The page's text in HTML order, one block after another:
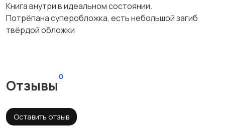
Книга внутри в идеальном состоянии.
Потрёпана суперобложка, есть небольшой загиб
твёрдой обложки
Отзывы
0
Оставить отзыв